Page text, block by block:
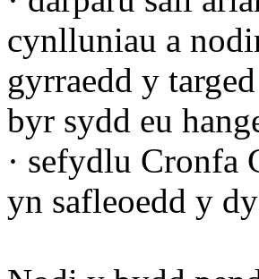
cynlluniau a
gyrraedd y
byr sydd eu
· sefydlu Cronfa
yn safleoedd y